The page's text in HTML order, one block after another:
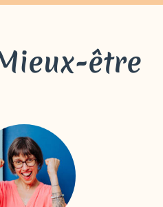
être